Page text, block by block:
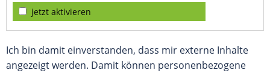
jetzt aktivieren
Ich bin damit einverstanden, dass mir externe Inhalte
angezeigt werden. Damit können personenbezogene